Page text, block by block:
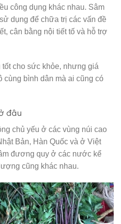
công dụng khác nhau. Sâm
dụng để chữa trị các vấn đề
cân bằng nội tiết tố và hỗ trợ
cho sức khỏe, nhưng giá
bình dân mà ai cũng có
đâu
chủ yếu ở các vùng núi cao
Bản, Hàn Quốc và ở Việt
đương quy ở các nước kể
cũng khác nhau.